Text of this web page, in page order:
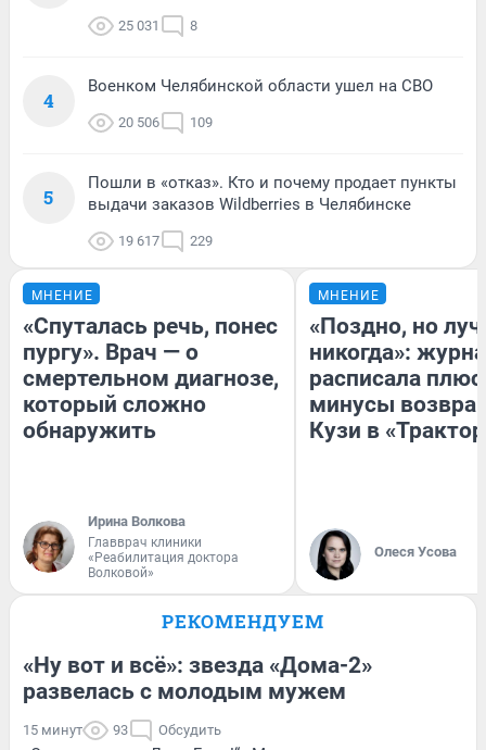
25 031 8
4
Военком Челябинской области ушел на СВО
20 506 109
5
Пошли в «отказ». Кто и почему продает пункты
выдачи заказов Wildberries в Челябинске
19 617 229
МНЕНИЕ
«Спуталась речь, понес
пургу». Врач — о
смертельном диагнозе,
который сложно
обнаружить
Ирина Волкова
Главврач клиники
«Реабилитация доктора
Волковой»
МНЕНИЕ
«Поздно, но
никогда»:
расписала
минусы
Кузи в
Олеся Усова
РЕКОМЕНДУЕМ
«Ну вот и всё»: звезда «Дома-2»
развелась с молодым мужем
15 минут 93 Обсудить